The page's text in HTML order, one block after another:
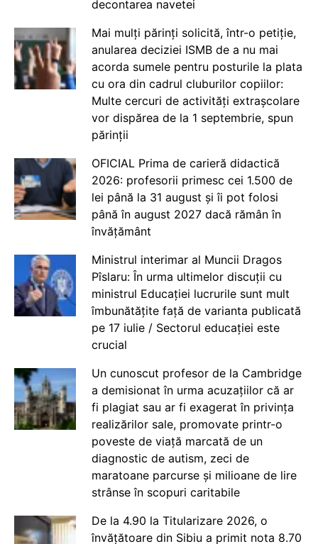
decontarea navetei
Mai mulți părinți solicită, într-o petiție,
anularea deciziei ISMB de a nu mai
acorda sumele pentru posturile la plata
cu ora din cadrul cluburilor copiilor:
Multe cercuri de activități extrașcolare
vor dispărea de la 1 septembrie, spun
părinții
OFICIAL Prima de carieră didactică
2026: profesorii primesc cei 1.500 de
lei până la 31 august și îi pot folosi
până în august 2027 dacă rămân în
învățământ
Ministrul interimar al Muncii Dragos
Pîslaru: În urma ultimelor discuții cu
ministrul Educației lucrurile sunt mult
îmbunătățite față de varianta publicată
pe 17 iulie / Sectorul educației este
crucial
Un cunoscut profesor de la Cambridge
a demisionat în urma acuzațiilor că ar
fi plagiat sau ar fi exagerat în privința
realizărilor sale, promovate printr-o
poveste de viață marcată de un
diagnostic de autism, zeci de
maratoane parcurse și milioane de lire
strânse în scopuri caritabile
De la 4.90 la Titularizare 2026, o
învățătoare din Sibiu a primit nota 8.70